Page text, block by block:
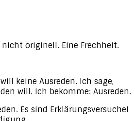
nicht originell. Eine Frechheit.
keine Ausreden. Ich sage,
will. Ich bekomme: Ausreden.
Es sind Erklärungsversuche!